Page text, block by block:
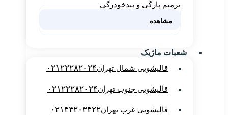
ترمیم پارگی و بیدخودرگی
مشاهده
شعبات ماژیک
قالیشویی شمال تهران۰۲۱۲۲۲۸۲۰۲۴
قالیشویی جنوب تهران۰۲۱۲۲۲۸۲۰۲۴
قالیشویی غرب تهران۰۲۱۴۴۲۰۳۴۲۲